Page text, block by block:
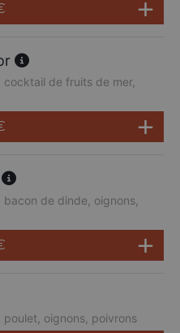
cocktail de fruits de mer,
de dinde, oignons,
oignons, poivrons